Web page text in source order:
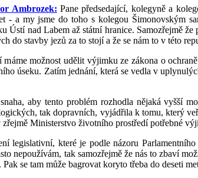
Ambrozek: Pane předsedající, kolegyně a
- a my jsme do toho s kolegou Šimonovským
Ústí nad Labem až státní hranice. Samozřejmě
do stavby jezů za to stojí a že se nám to v této
možnost udělit výjimku ze zákona o
úseku. Zatím jednání, která se vedla v
aby tento problém rozhodla nějaká vyšší
tak dopravních, vyjádřila k tomu, který
Ministerstvo životního prostředí potřebné
legislativní, které je podle názoru
nepoužívám, tak samozřejmě že nás to zbaví
se tam může bagrovat koryto třeba do deseti